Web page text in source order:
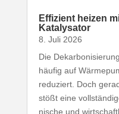
Effizient heizen
Katalysator
8. Juli 2026
Die
häufig auf
reduziert. Doch
stößt eine
nische und